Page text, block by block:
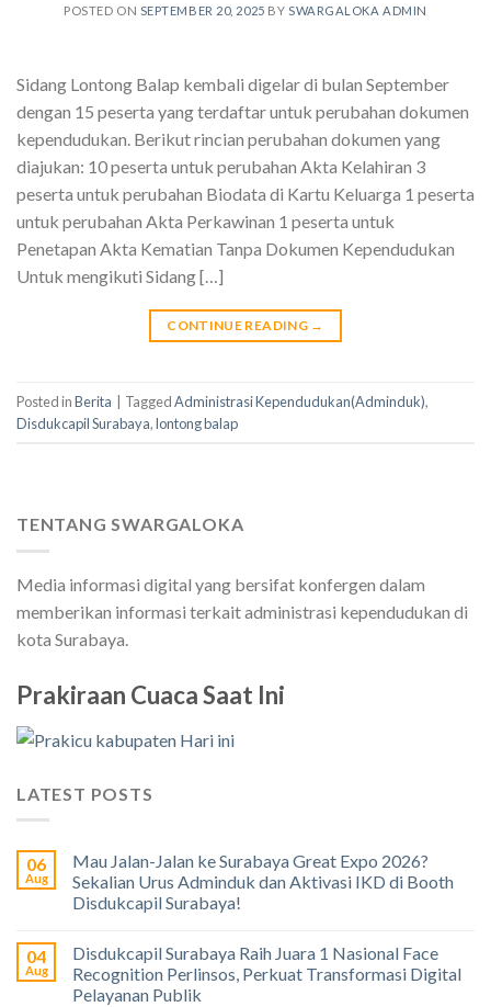
POSTED ON SEPTEMBER 20, 2025 BY SWARGALOKA ADMIN
Sidang Lontong Balap kembali digelar di bulan September
dengan 15 peserta yang terdaftar untuk perubahan dokumen
kependudukan. Berikut rincian perubahan dokumen yang
diajukan: 10 peserta untuk perubahan Akta Kelahiran 3
peserta untuk perubahan Biodata di Kartu Keluarga 1 peserta
untuk perubahan Akta Perkawinan 1 peserta untuk
Penetapan Akta Kematian Tanpa Dokumen Kependudukan
Untuk mengikuti Sidang […]
CONTINUE READING →
Posted inBerita TaggedAdministrasi Kependudukan(Adminduk),
Disdukcapil Surabaya,lontong balap
TENTANG SWARGALOKA
Media informasi digital yang bersifat konfergen dalam
memberikan informasi terkait administrasi kependudukan di
kota Surabaya.
Prakiraan Cuaca Saat Ini
LATEST POSTS
06
Aug
Mau Jalan-Jalan ke Surabaya Great Expo 2026?
Sekalian Urus Adminduk dan Aktivasi IKD di Booth
Disdukcapil Surabaya!
04
Aug
Disdukcapil Surabaya Raih Juara 1 Nasional Face
Recognition Perlinsos, Perkuat Transformasi Digital
Pelayanan Publik